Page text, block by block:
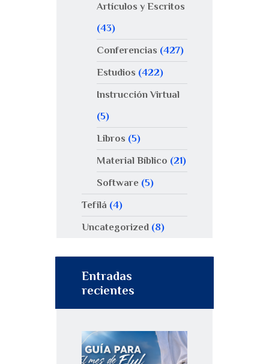
Artículos y Escritos
(43)
Conferencias (427)
Estudios (422)
Instrucción Virtual
(5)
Libros (5)
Material Bíblico (21)
Software(5)
Tefilá (4)
Uncategorized (8)
Entradas
recientes